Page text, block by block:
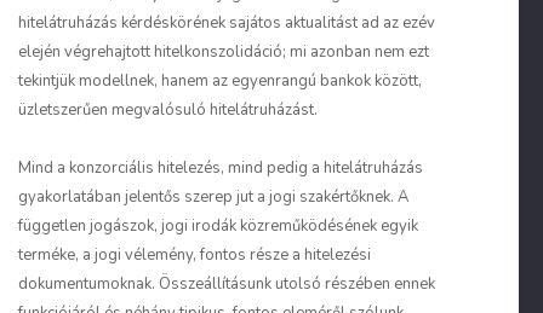
hitelátruházás kérdéskörének sajátos aktualitást ad az ezév
elején végrehajtott hitelkonszolidáció; mi azonban nem ezt
tekintjük modellnek, hanem az egyenrangú bankok között,
üzletszerűen megvalósuló hitelátruházást.
Mind a konzorciális hitelezés, mind pedig a hitelátruházás
gyakorlatában jelentős szerep jut a jogi szakértőknek. A
független jogászok, jogi irodák közreműködésének egyik
terméke, a jogi vélemény, fontos része a hitelezési
dokumentumoknak. Összeállításunk utolsó részében ennek